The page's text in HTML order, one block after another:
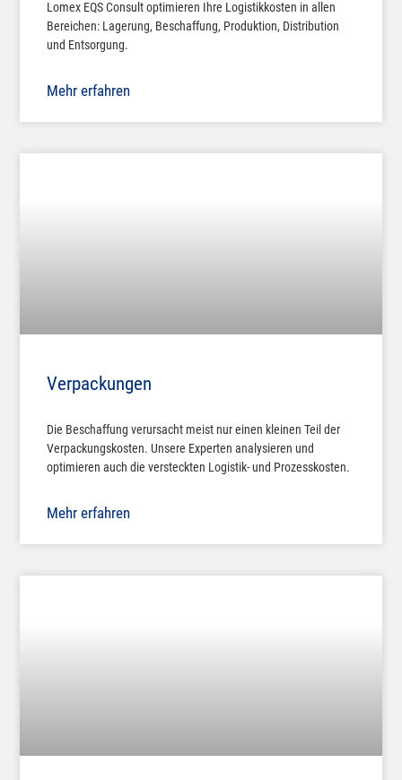
Lomex EQS Consult optimieren Ihre Logistikkosten in allen
Bereichen: Lagerung, Beschaffung, Produktion, Distribution
und Entsorgung.
Mehr erfahren
Verpackungen
Die Beschaffung verursacht meist nur einen kleinen Teil der
Verpackungskosten. Unsere Experten analysieren und
optimieren auch die versteckten Logistik- und Prozesskosten.
Mehr erfahren